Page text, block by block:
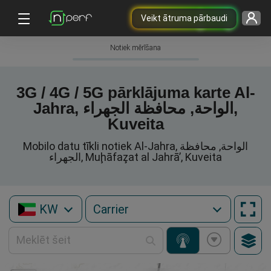
Veikt ātruma pārbaudi
Notiek mērīšana
3G / 4G / 5G pārklājuma karte Al-
Jahra, الواحة, محافظة الجهراء,
Kuveita
Mobilo datu tīkli notiek Al-Jahra, الواحة, محافظة
الجهراء, Muḩāfaz̧at al Jahrā’, Kuveita
KW